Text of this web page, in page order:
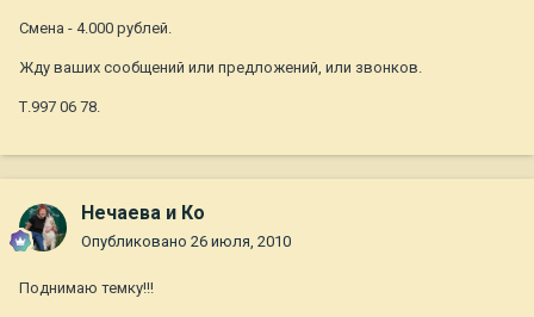
Смена - 4.000 рублей.
Жду ваших сообщений или предложений, или звонков.
Т.997 06 78.
Нечаева и Ко
Опубликовано 26 июля, 2010
Поднимаю темку!!!